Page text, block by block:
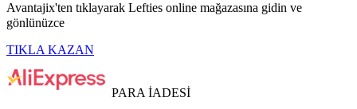
Avantajix'ten tıklayarak Lefties online mağazasına gidin ve
gönlünüzce
TIKLA KAZAN
PARA İADESİ